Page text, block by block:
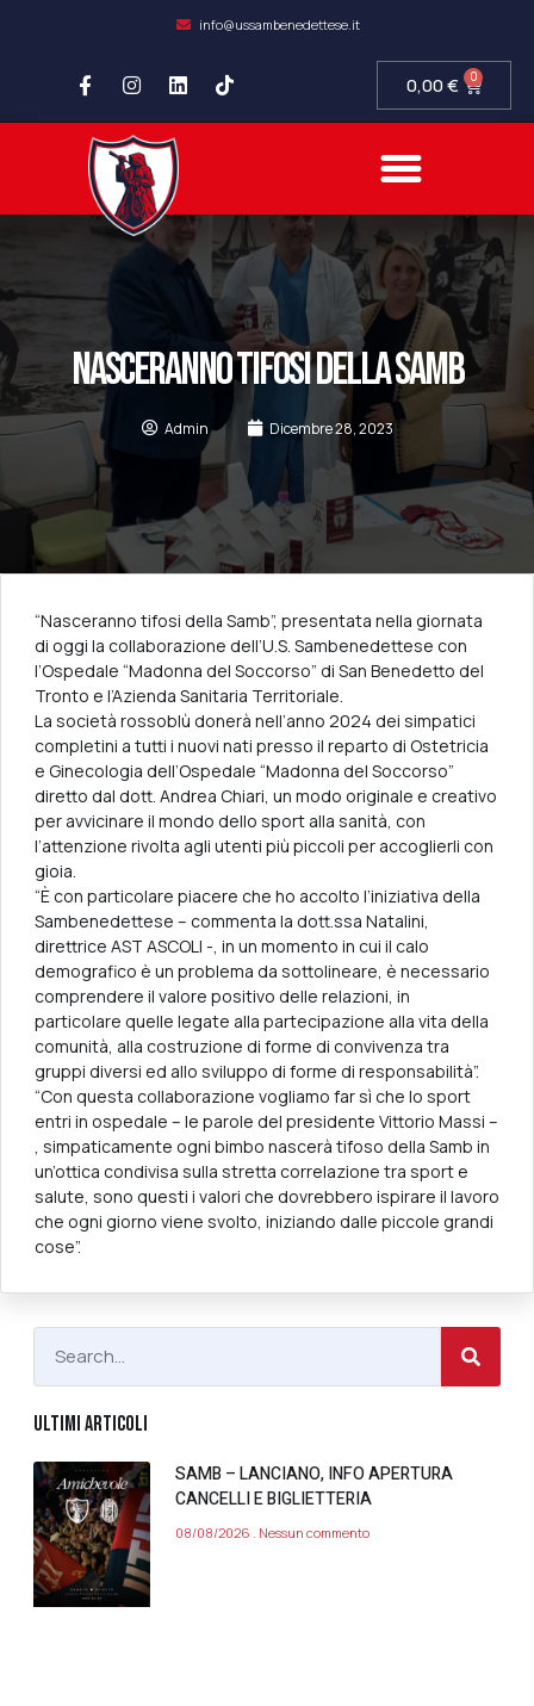
info@ussambenedettese.it
0,00€ 0
NASCERANNO TIFOSI DELLA SAMB
Admin Dicembre 28, 2023
“Nasceranno tifosi della Samb”, presentata nella giornata
di oggi la collaborazione dell’U.S. Sambenedettese con
l’Ospedale “Madonna del Soccorso” di San Benedetto del
Tronto e l’Azienda Sanitaria Territoriale.
La società rossoblù donerà nell’anno 2024 dei simpatici
completini a tutti i nuovi nati presso il reparto di Ostetricia
e Ginecologia dell’Ospedale “Madonna del Soccorso”
diretto dal dott. Andrea Chiari, un modo originale e creativo
per avvicinare il mondo dello sport alla sanità, con
l’attenzione rivolta agli utenti più piccoli per accoglierli con
gioia.
“È con particolare piacere che ho accolto l’iniziativa della
Sambenedettese – commenta la dott.ssa Natalini,
direttrice AST ASCOLI -, in un momento in cui il calo
demografico è un problema da sottolineare, è necessario
comprendere il valore positivo delle relazioni, in
particolare quelle legate alla partecipazione alla vita della
comunità, alla costruzione di forme di convivenza tra
gruppi diversi ed allo sviluppo di forme di responsabilità”.
“Con questa collaborazione vogliamo far sì che lo sport
entri in ospedale – le parole del presidente Vittorio Massi –
, simpaticamente ogni bimbo nascerà tifoso della Samb in
un’ottica condivisa sulla stretta correlazione tra sport e
salute, sono questi i valori che dovrebbero ispirare il lavoro
che ogni giorno viene svolto, iniziando dalle piccole grandi
cose”.
ULTIMI ARTICOLI
SAMB – LANCIANO, INFO APERTURA
CANCELLI E BIGLIETTERIA
08/08/2026 Nessun commento